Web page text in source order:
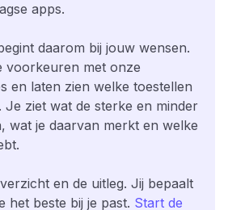
apps.
daarom bij jouw wensen.
voorkeuren met onze
en laten zien welke toestellen
Je ziet wat de sterke en minder
wat je daarvan merkt en welke
en de uitleg. Jij bepaalt
het beste bij je past. Start de